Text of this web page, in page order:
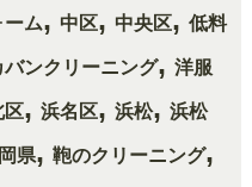
ーム, 中区, 中央区, 低料
バンクリーニング, 洋服
区, 浜名区, 浜松, 浜松
県, 鞄のクリーニング,